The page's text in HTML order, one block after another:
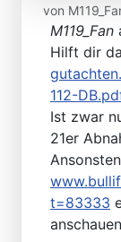
von
M119_Fan
Hilft dir
112-
Ist zwar
21er
t=83333
anschauen